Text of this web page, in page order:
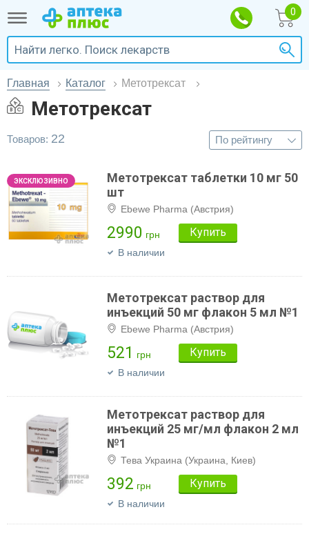
Главная Каталог Метотрексат
Метотрексат
Товаров: 22
Метотрексат таблетки 10 мг 50
шт
Ebewe Pharma (Австрия)
2990 грн Купить
В наличии
Метотрексат раствор для
инъекций 50 мг флакон 5 мл №1
Ebewe Pharma (Австрия)
521 грн Купить
В наличии
Метотрексат раствор для
инъекций 25 мг/мл флакон 2 мл
№1
Тева Украина (Украина, Киев)
392 грн Купить
В наличии